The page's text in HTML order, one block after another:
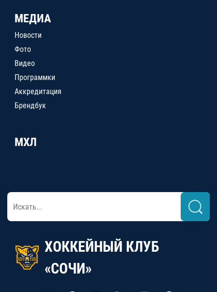
МЕДИА
Новости
Фото
Видео
Программки
Аккредитация
Брендбук
МХЛ
ХОККЕЙНЫЙ КЛУБ
«СОЧИ»